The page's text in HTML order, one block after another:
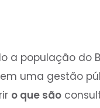
população do
uma gestão
o que são